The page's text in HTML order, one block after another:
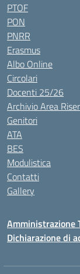
PTOF
PON
PNRR
Erasmus
Albo Online
Circolari
Docenti 25/26
Archivio Area
Genitori
ATA
BES
Modulistica
Contatti
Gallery
Amministrazione
Dichiarazione di